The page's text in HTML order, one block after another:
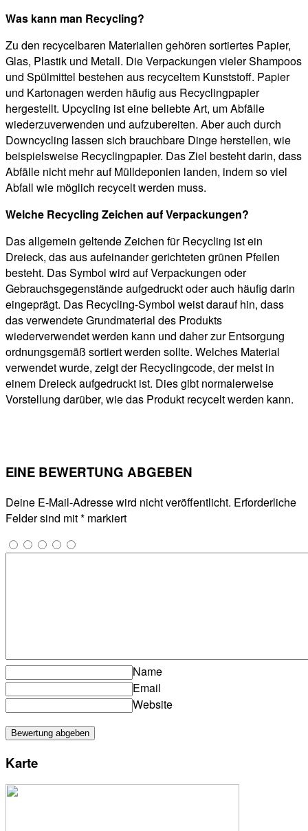
Was kann man Recycling?
Zu den recycelbaren Materialien gehören sortiertes Papier,
Glas, Plastik und Metall. Die Verpackungen vieler Shampoos
und Spülmittel bestehen aus recyceltem Kunststoff. Papier
und Kartonagen werden häufig aus Recyclingpapier
hergestellt. Upcycling ist eine beliebte Art, um Abfälle
wiederzuverwenden und aufzubereiten. Aber auch durch
Downcycling lassen sich brauchbare Dinge herstellen, wie
beispielsweise Recyclingpapier. Das Ziel besteht darin, dass
Abfälle nicht mehr auf Mülldeponien landen, indem so viel
Abfall wie möglich recycelt werden muss.
Welche Recycling Zeichen auf Verpackungen?
Das allgemein geltende Zeichen für Recycling ist ein
Dreieck, das aus aufeinander gerichteten grünen Pfeilen
besteht. Das Symbol wird auf Verpackungen oder
Gebrauchsgegenstände aufgedruckt oder auch häufig darin
eingeprägt. Das Recycling-Symbol weist darauf hin, dass
das verwendete Grundmaterial des Produkts
wiederverwendet werden kann und daher zur Entsorgung
ordnungsgemäß sortiert werden sollte. Welches Material
verwendet wurde, zeigt der Recyclingcode, der meist in
einem Dreieck aufgedruckt ist. Dies gibt normalerweise
Vorstellung darüber, wie das Produkt recycelt werden kann.
EINE BEWERTUNG ABGEBEN
Deine E-Mail-Adresse wird nicht veröffentlicht. Erforderliche
Felder sind mit* markiert
Name
Email
Website
Karte